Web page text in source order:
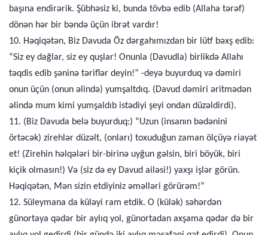
başına endirərik. Şübhəsiz ki, bunda tövbə edib (Allaha tərəf)
dönən hər bir bəndə üçün ibrət vardır!
10. Həqiqətən, Biz Davuda Öz dərgahımızdan bir lütf bəxş edib:
“Siz ey dağlar, siz ey quşlar! Onunla (Davudla) birlikdə Allahı
təqdis edib şəninə təriflər deyin!” -deyə buyurduq və dəmiri
onun üçün (onun əlində) yumşaltdıq. (Davud dəmiri əritmədən
əlində mum kimi yumşaldıb istədiyi şeyi ondan düzəldirdi).
11. (Biz Davuda belə buyurduq:) “Uzun (insanın bədənini
örtəcək) zirehlər düzəlt, (onları) toxuduğun zaman ölçüyə riayət
et! (Zirehin həlqələri bir-birinə uyğun gəlsin, biri böyük, biri
kiçik olmasın!) Və (siz də ey Davud ailəsi!) yaxşı işlər görün.
Həqiqətən, Mən sizin etdiyiniz əməlləri görürəm!”
12. Süleymana da küləyi ram etdik. O (külək) səhərdən
günortaya qədər bir aylıq yol, günortadan axşama qədər də bir